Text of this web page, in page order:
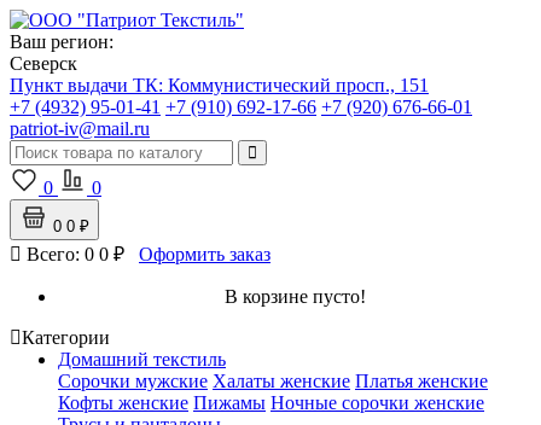
Ваш регион:
Северск
Пункт выдачи ТК: Коммунистический просп., 151
+7 (4932) 95-01-41 +7 (910) 692-17-66 +7 (920) 676-66-01
patriot-iv@mail.ru
0 0
0 0 ₽
Всего: 0 0 ₽ Оформить заказ
В корзине пусто!
Категории
Домашний текстиль
Сорочки мужские Халаты женские Платья женские
Кофты женские Пижамы Ночные сорочки женские